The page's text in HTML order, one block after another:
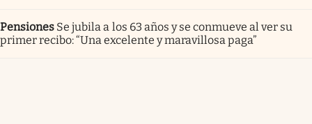
Pensiones Se jubila a los 63 años y se conmueve al ver su
primer recibo: “Una excelente y maravillosa paga”